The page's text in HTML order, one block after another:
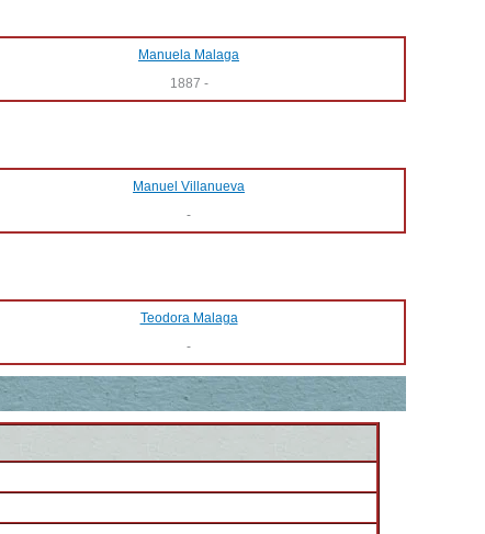
Manuela Malaga
1887 -
Manuel Villanueva
-
Teodora Malaga
-